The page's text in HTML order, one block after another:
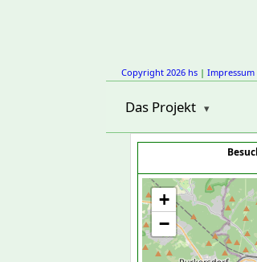
Copyright 2026 hs | Impressum
Das Projekt
+
−